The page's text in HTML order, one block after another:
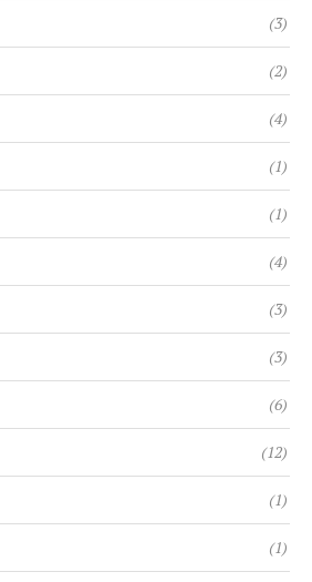
(3)
(2)
(4)
(1)
(1)
(4)
(3)
(3)
(6)
(12)
(1)
(1)